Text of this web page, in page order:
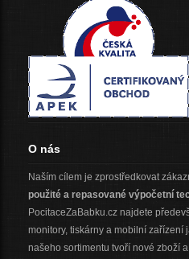
O nás
Naším cílem je zprostředkovat
použité a repasované výpočetní
PocitaceZaBabku.cz najdete
monitory, tiskárny a mobilní zařízení
našeho sortimentu tvoří nové zboží